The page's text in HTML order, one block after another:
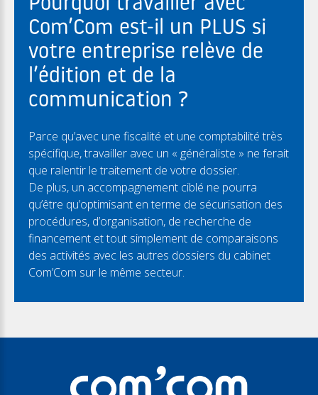
Pourquoi travailler avec
Com’Com est-il un PLUS si
votre entreprise relève de
l’édition et de la
communication ?
Parce qu’avec une fiscalité et une comptabilité très
spécifique, travailler avec un « généraliste » ne ferait
que ralentir le traitement de votre dossier.
De plus, un accompagnement ciblé ne pourra
qu’être qu’optimisant en terme de sécurisation des
procédures, d’organisation, de recherche de
financement et tout simplement de comparaisons
des activités avec les autres dossiers du cabinet
Com’Com sur le même secteur.